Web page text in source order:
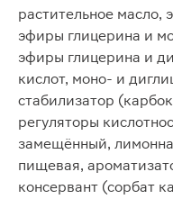
растительное масло,
эфиры глицерина и
эфиры глицерина и
кислот, моно- и
стабилизатор
регуляторы
замещённый,
пищевая,
консервант (сорбат